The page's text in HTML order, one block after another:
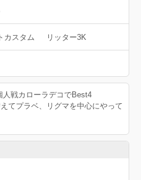
カスタム リッター3K
人戦カローラデコでBest4
てプラベ、リグマを中心にやって